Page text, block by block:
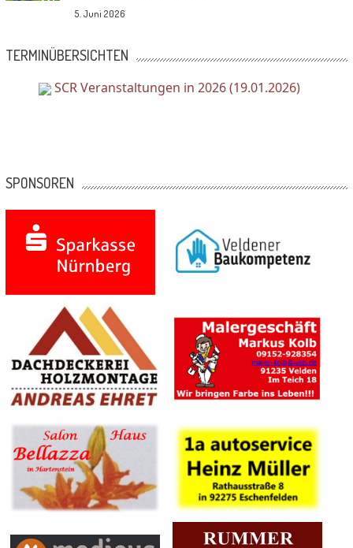
5. Juni 2026
TERMINÜBERSICHTEN
SCR Veranstaltungen in 2026 (19.01.2026)
SPONSOREN